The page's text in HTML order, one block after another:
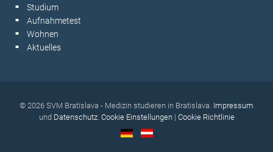
■ Studium
■ Aufnahmetest
■ Wohnen
■ Aktuelles
© 2026 SVM Bratislava - Medizin studieren in Bratislava. Impressum
und Datenschutz. Cookie Einstellungen| Cookie Richtlinie